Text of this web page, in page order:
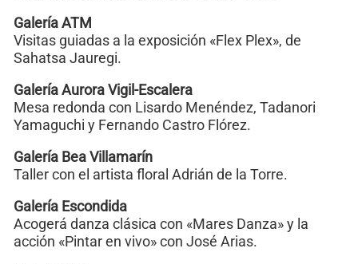
Galería ATM
Visitas guiadas a la exposición «Flex Plex», de
Sahatsa Jauregi.
Galería Aurora Vigil-Escalera
Mesa redonda con Lisardo Menéndez, Tadanori
Yamaguchi y Fernando Castro Flórez.
Galería Bea Villamarín
Taller con el artista floral Adrián de la Torre.
Galería Escondida
Acogerá danza clásica con «Mares Danza» y la
acción «Pintar en vivo» con José Arias.